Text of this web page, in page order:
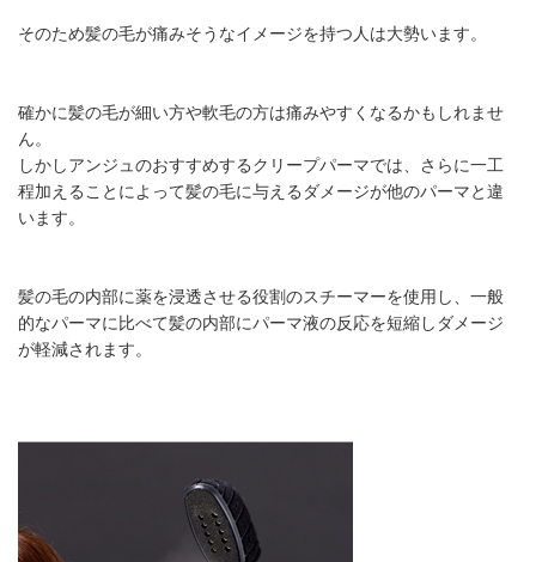
そのため髪の毛が痛みそうなイメージを持つ人は大勢います。
確かに髪の毛が細い方や軟毛の方は痛みやすくなるかもしれませ
ん。
しかしアンジュのおすすめするクリープパーマでは、さらに一工
程加えることによって髪の毛に与えるダメージが他のパーマと違
います。
髪の毛の内部に薬を浸透させる役割のスチーマーを使用し、一般
的なパーマに比べて髪の内部にパーマ液の反応を短縮しダメージ
が軽減されます。